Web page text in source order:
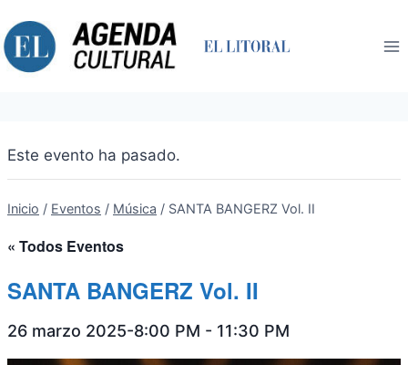
al
contenido
Este evento ha pasado.
Inicio / Eventos / Música / SANTA BANGERZ Vol. II
« Todos Eventos
SANTA BANGERZ Vol. II
26 marzo 2025-8:00 PM - 11:30 PM